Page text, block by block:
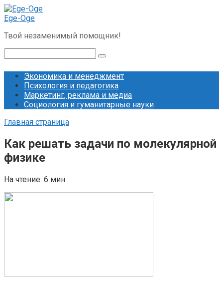
Перейти
к
Ege-Oge
Твой незаменимый помощник!
Экономика и менеджмент
Психология и педагогика
Маркетинг, реклама и медиа
Социология и гуманитарные науки
Главная страница
Как решать задачи по молекулярной
физике
На чтение: 6 мин